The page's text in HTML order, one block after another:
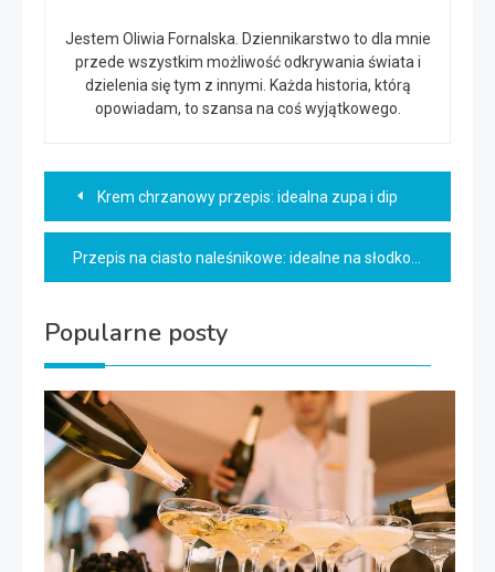
Jestem Oliwia Fornalska. Dziennikarstwo to dla mnie
przede wszystkim możliwość odkrywania świata i
dzielenia się tym z innymi. Każda historia, którą
opowiadam, to szansa na coś wyjątkowego.
Nawigacja
wpisu
Krem chrzanowy przepis: idealna zupa i dip
Przepis na ciasto naleśnikowe: idealne na słodko i słono!
Popularne posty